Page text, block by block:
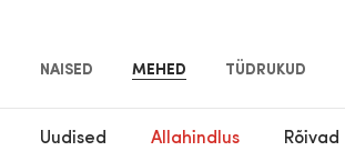
NAISED MEHED TÜDRUKUD
Uudised Allahindlus Rõivad